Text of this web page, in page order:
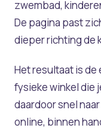
zwembad,
De pagina past
dieper richting de
Het resultaat is de
fysieke winkel die
daardoor snel
online, binnen